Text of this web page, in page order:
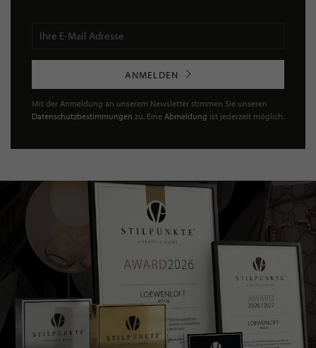
ANMELDEN
Mit der Anmeldung an unserem Newsletter stimmen Sie unseren
Datenschutzbestimmungen zu. Eine Abmeldung ist jederzeit möglich.